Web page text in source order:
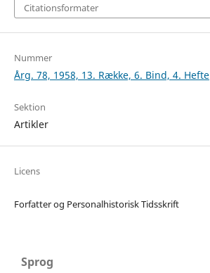
Citationsformater
Nummer
Årg. 78, 1958, 13. Række, 6. Bind, 4. Hefte
Sektion
Artikler
Licens
Forfatter og Personalhistorisk Tidsskrift
Sprog